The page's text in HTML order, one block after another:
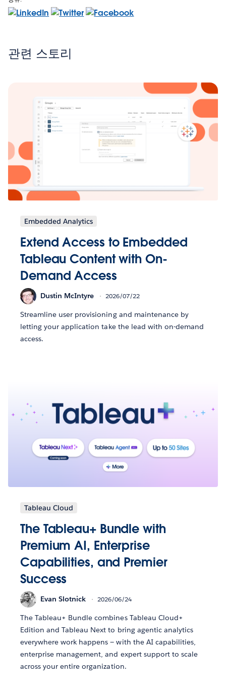
관련 스토리
Embedded Analytics
Extend Access to Embedded
Tableau Content with On-
Demand Access
Dustin McIntyre 2026/07/22
Streamline user provisioning and maintenance by
letting your application take the lead with on-demand
access.
Tableau Cloud
The Tableau+ Bundle with
Premium AI, Enterprise
Capabilities, and Premier
Success
Evan Slotnick 2026/06/24
The Tableau+ Bundle combines Tableau Cloud+
Edition and Tableau Next to bring agentic analytics
everywhere work happens — with the AI capabilities,
enterprise management, and expert support to scale
across your entire organization.